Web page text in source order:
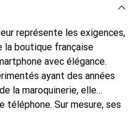
représente les exigences,
la boutique française
avec élégance.
ayant des années
la maroquinerie, elle
Sur mesure, ses